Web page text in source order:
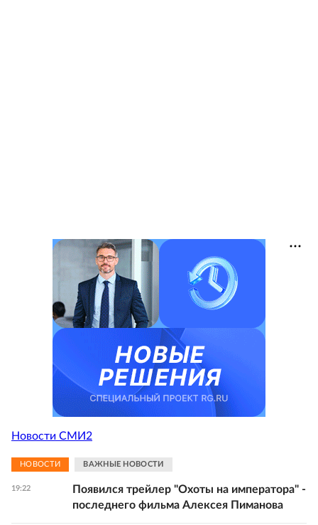
Новости СМИ2
НОВОСТИ ВАЖНЫЕ НОВОСТИ
19:22
Появился трейлер "Охоты на императора" -
последнего фильма Алексея Пиманова